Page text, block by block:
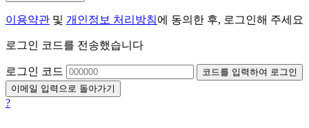
이용약관 및 개인정보 처리방침에 동의한 후, 로그인해 주세요
로그인 코드를 전송했습니다
로그인 코드
코드를 입력하여 로그인
이메일 입력으로 돌아가기
?